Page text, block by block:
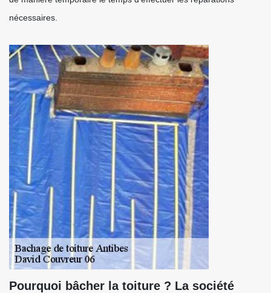
nécessaires.
Pourquoi bâcher la toiture ? La société